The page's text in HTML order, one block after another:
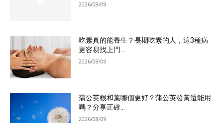
2026/08/09
吃素真的能養生？長期吃素的人，這3種病
更容易找上門...
2026/08/09
蒲公英根和葉哪個更好？蒲公英發黃還能用
嗎？分享正確...
2026/08/09